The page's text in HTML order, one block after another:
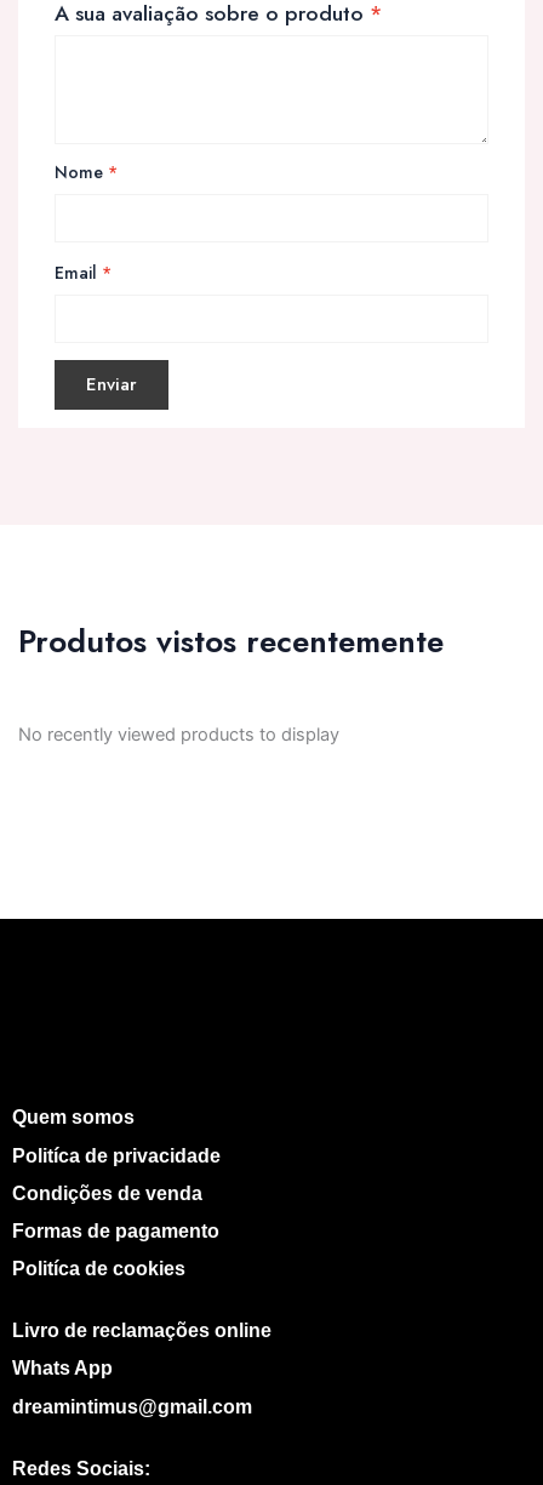
A sua avaliação sobre o produto *
Nome *
Email *
Produtos vistos recentemente
No recently viewed products to display
Quem somos
Politíca de privacidade
Condições de venda
Formas de pagamento
Politíca de cookies
Livro de reclamações online
Whats App
dreamintimus@gmail.com
Redes Sociais: